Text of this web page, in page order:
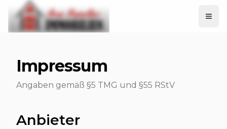
Impressum
Angaben gemäß §5 TMG und §55 RStV
Anbieter